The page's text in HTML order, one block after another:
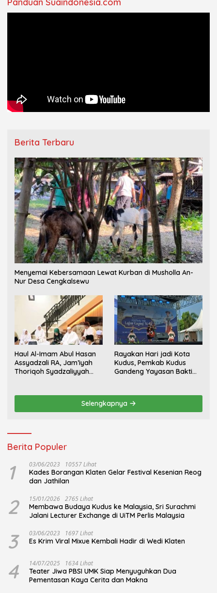
Panduan Suaindonesia.com
Berita Terbaru
Menyemai Kebersamaan Lewat Kurban di Musholla An-
Nur Desa Cengkalsewu
Haul Al-Imam Abul Hasan
Assyadzali RA, Jam’iyah
Thoriqoh Syadzaliyyah
Rayakan Hari jadi Kota
Kudus, Pemkab Kudus
Gandeng Yayasan Bakti
Selengkapnya
Berita Populer
1 03/06/2023 10557 Lihat
Kades Borangan Klaten Gelar Festival Kesenian Reog
dan Jathilan
2 15/01/2026 2765 Lihat
Membawa Budaya Kudus ke Malaysia, Sri Surachmi
Jalani Lecturer Exchange di UiTM Perlis Malaysia
3 03/06/2023 1697 Lihat
Es Krim Viral Mixue Kembali Hadir di Wedi Klaten
4 14/07/2025 1634 Lihat
Teater Jiwa PBSI UMK Siap Menyuguhkan Dua
Pementasan Kaya Cerita dan Makna